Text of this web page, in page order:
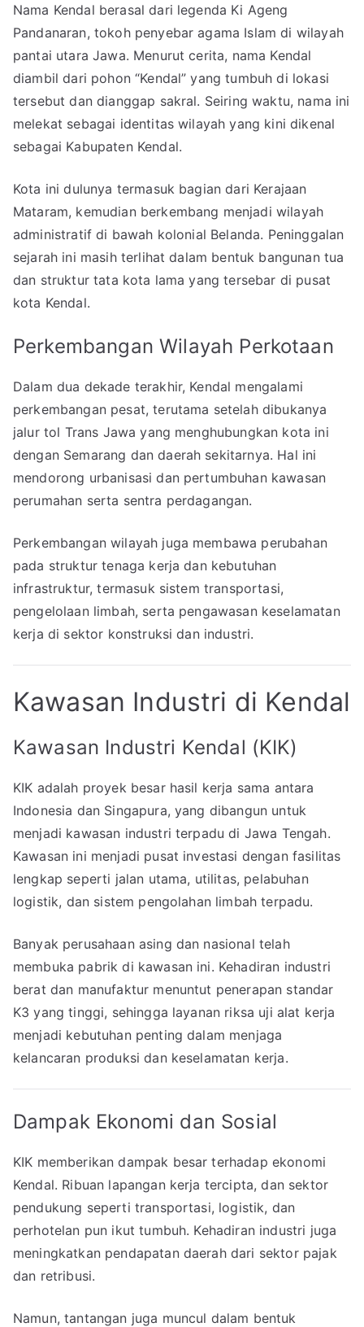
Nama Kendal berasal dari legenda Ki Ageng
Pandanaran, tokoh penyebar agama Islam di wilayah
pantai utara Jawa. Menurut cerita, nama Kendal
diambil dari pohon “Kendal” yang tumbuh di lokasi
tersebut dan dianggap sakral. Seiring waktu, nama ini
melekat sebagai identitas wilayah yang kini dikenal
sebagai Kabupaten Kendal.
Kota ini dulunya termasuk bagian dari Kerajaan
Mataram, kemudian berkembang menjadi wilayah
administratif di bawah kolonial Belanda. Peninggalan
sejarah ini masih terlihat dalam bentuk bangunan tua
dan struktur tata kota lama yang tersebar di pusat
kota Kendal.
Perkembangan Wilayah Perkotaan
Dalam dua dekade terakhir, Kendal mengalami
perkembangan pesat, terutama setelah dibukanya
jalur tol Trans Jawa yang menghubungkan kota ini
dengan Semarang dan daerah sekitarnya. Hal ini
mendorong urbanisasi dan pertumbuhan kawasan
perumahan serta sentra perdagangan.
Perkembangan wilayah juga membawa perubahan
pada struktur tenaga kerja dan kebutuhan
infrastruktur, termasuk sistem transportasi,
pengelolaan limbah, serta pengawasan keselamatan
kerja di sektor konstruksi dan industri.
Kawasan Industri di Kendal
Kawasan Industri Kendal (KIK)
KIK adalah proyek besar hasil kerja sama antara
Indonesia dan Singapura, yang dibangun untuk
menjadi kawasan industri terpadu di Jawa Tengah.
Kawasan ini menjadi pusat investasi dengan fasilitas
lengkap seperti jalan utama, utilitas, pelabuhan
logistik, dan sistem pengolahan limbah terpadu.
Banyak perusahaan asing dan nasional telah
membuka pabrik di kawasan ini. Kehadiran industri
berat dan manufaktur menuntut penerapan standar
K3 yang tinggi, sehingga layanan riksa uji alat kerja
menjadi kebutuhan penting dalam menjaga
kelancaran produksi dan keselamatan kerja.
Dampak Ekonomi dan Sosial
KIK memberikan dampak besar terhadap ekonomi
Kendal. Ribuan lapangan kerja tercipta, dan sektor
pendukung seperti transportasi, logistik, dan
perhotelan pun ikut tumbuh. Kehadiran industri juga
meningkatkan pendapatan daerah dari sektor pajak
dan retribusi.
Namun, tantangan juga muncul dalam bentuk